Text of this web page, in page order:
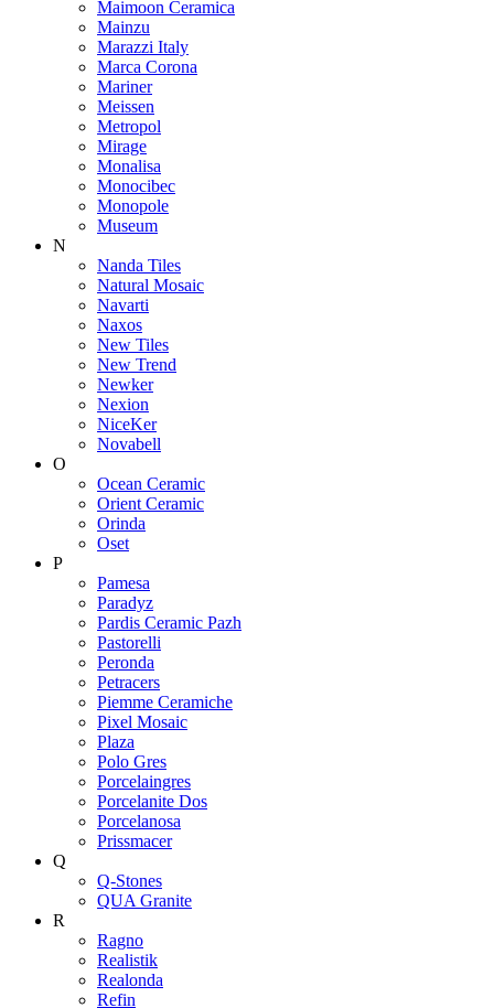
Maimoon Ceramica
Mainzu
Marazzi Italy
Marca Corona
Mariner
Meissen
Metropol
Mirage
Monalisa
Monocibec
Monopole
Museum
N
Nanda Tiles
Natural Mosaic
Navarti
Naxos
New Tiles
New Trend
Newker
Nexion
NiceKer
Novabell
O
Ocean Ceramic
Orient Ceramic
Orinda
Oset
P
Pamesa
Paradyz
Pardis Ceramic Pazh
Pastorelli
Peronda
Petracers
Piemme Ceramiche
Pixel Mosaic
Plaza
Polo Gres
Porcelaingres
Porcelanite Dos
Porcelanosa
Prissmacer
Q
Q-Stones
QUA Granite
R
Ragno
Realistik
Realonda
Refin